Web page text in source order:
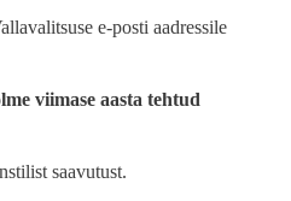
e-posti aadressile
viimase aasta tehtud
saavutust.